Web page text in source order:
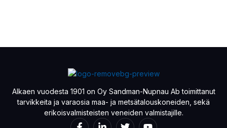
Alkaen vuodesta 1901 on Oy Sandman-Nupnau Ab toimittanut
tarvikkeita ja varaosia maa- ja metsätalouskoneiden, sekä
erikoisvalmisteisten veneiden valmistajille.